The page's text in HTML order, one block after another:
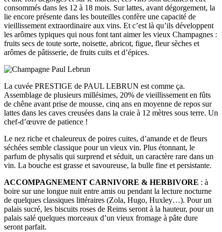
consommés dans les 12 à 18 mois. Sur lattes, avant dégorgement, la
lie encore présente dans les bouteilles confère une capacité de
vieillissement extraordinaire aux vins. Et c’est là qu’ils développent
les arômes typiques qui nous font tant aimer les vieux Champagnes :
fruits secs de toute sorte, noisette, abricot, figue, fleur sèches et
arômes de pâtisserie, de fruits cuits et d’épices.
La cuvée PRESTIGE de PAUL LEBRUN est comme ça.
Assemblage de plusieurs millésimes, 20% de vieillissement en fûts
de chêne avant prise de mousse, cinq ans en moyenne de repos sur
lattes dans les caves creusées dans la craie à 12 mètres sous terre. Un
chef-d’œuvre de patience !
Le nez riche et chaleureux de poires cuites, d’amande et de fleurs
séchées semble classique pour un vieux vin. Plus étonnant, le
parfum de physalis qui surprend et séduit, un caractère rare dans un
vin. La bouche est grasse et savoureuse, la bulle fine et persistante.
ACCOMPAGNEMENT CARNIVORE & HERBIVORE : à
boire sur une longue nuit entre amis ou pendant la lecture nocturne
de quelques classiques littéraires (Zola, Hugo, Huxley…). Pour un
palais sucré, les biscuits roses de Reims seront à la hauteur, pour un
palais salé quelques morceaux d’un vieux fromage à pâte dure
seront parfait.